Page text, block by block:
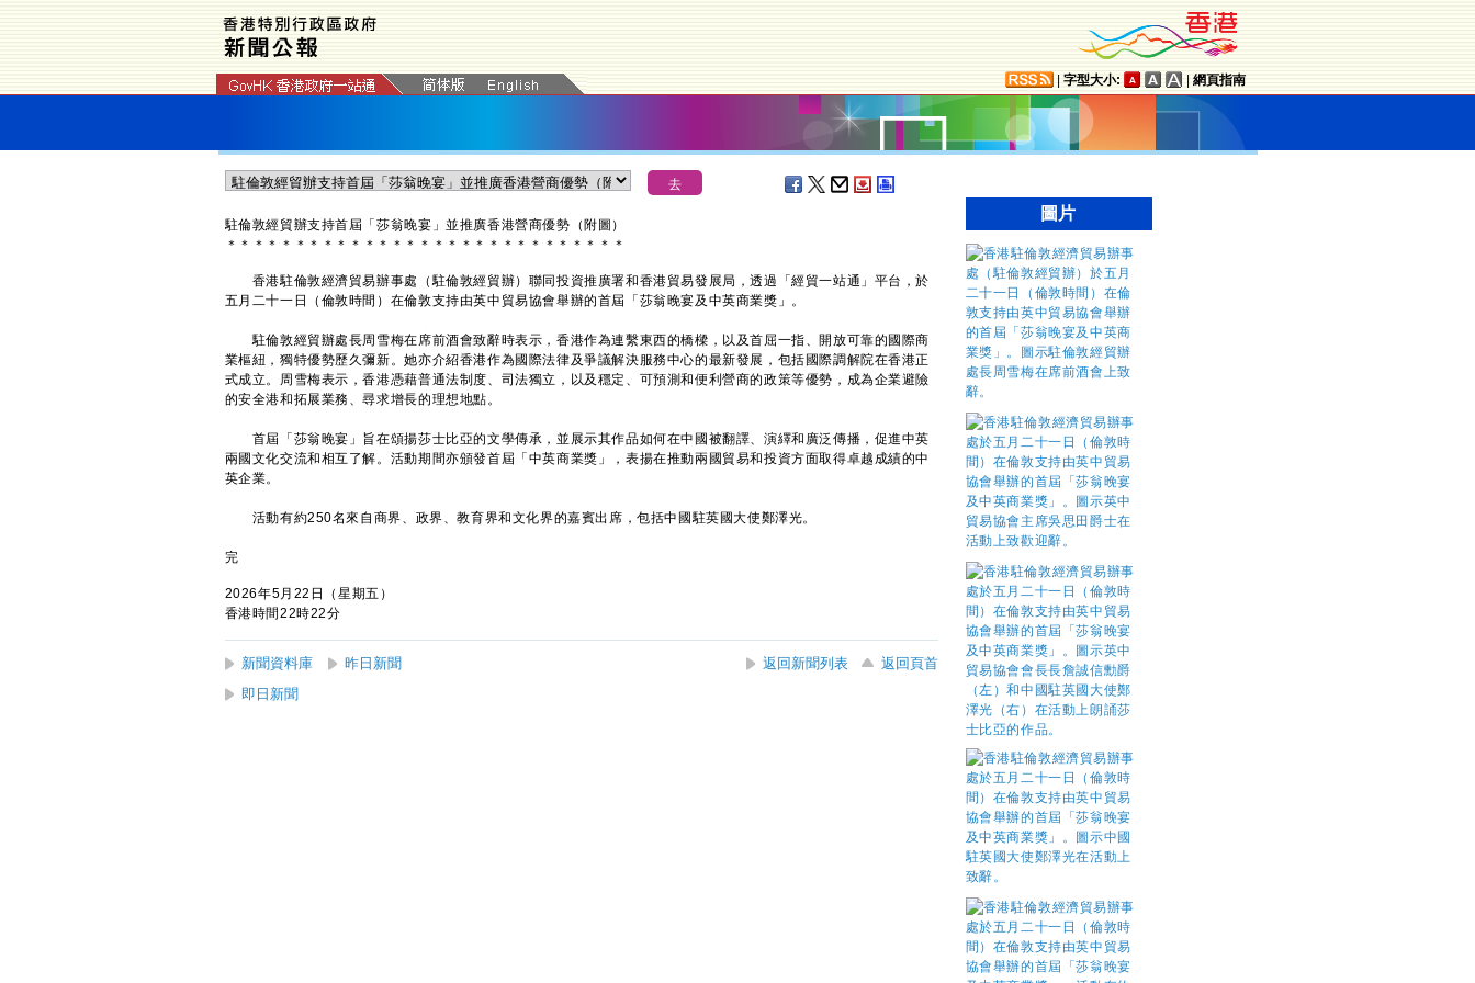
字型大小: 網頁指南
駐倫敦經貿辦支持首屆「莎翁晚宴」並推廣香港營商優勢（附圖）
＊ ＊ ＊ ＊ ＊ ＊ ＊ ＊ ＊ ＊ ＊ ＊ ＊ ＊ ＊ ＊ ＊ ＊ ＊ ＊ ＊ ＊ ＊ ＊ ＊ ＊ ＊ ＊ ＊
香港駐倫敦經濟貿易辦事處（駐倫敦經貿辦）聯同投資推廣署和香港貿易發展局，透過「經貿一站通」平台，於
五月二十一日（倫敦時間）在倫敦支持由英中貿易協會舉辦的首屆「莎翁晚宴及中英商業獎」。
駐倫敦經貿辦處長周雪梅在席前酒會致辭時表示，香港作為連繫東西的橋樑，以及首屈一指、開放可靠的國際商
業樞紐，獨特優勢歷久彌新。她亦介紹香港作為國際法律及爭議解決服務中心的最新發展，包括國際調解院在香港正
式成立。周雪梅表示，香港憑藉普通法制度、司法獨立，以及穩定、可預測和便利營商的政策等優勢，成為企業避險
的安全港和拓展業務、尋求增長的理想地點。
首屆「莎翁晚宴」旨在頌揚莎士比亞的文學傳承，並展示其作品如何在中國被翻譯、演繹和廣泛傳播，促進中英
兩國文化交流和相互了解。活動期間亦頒發首屆「中英商業獎」，表揚在推動兩國貿易和投資方面取得卓越成績的中
英企業。
活動有約250名來自商界、政界、教育界和文化界的嘉賓出席，包括中國駐英國大使鄭澤光。
完
2026年5月22日（星期五）
香港時間22時22分
新聞資料庫 昨日新聞 返回新聞列表
返回頁首
即日新聞
圖片